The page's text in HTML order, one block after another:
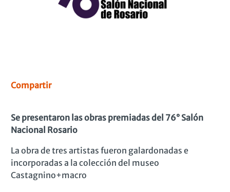
Compartir
Se presentaron las obras premiadas del 76° Salón
Nacional Rosario
La obra de tres artistas fueron galardonadas e
incorporadas a la colección del museo
Castagnino+macro